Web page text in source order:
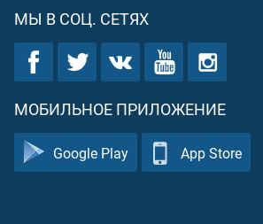
МЫ В СОЦ. СЕТЯХ
МОБИЛЬНОЕ ПРИЛОЖЕНИЕ
Google Play App Store